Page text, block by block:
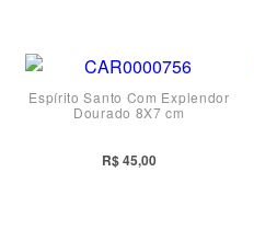
Espírito Santo Com Explendor
Dourado 8X7 cm
R$ 45,00